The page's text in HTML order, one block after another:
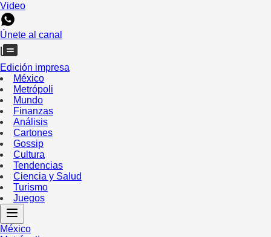
Video
Únete al canal
Edición impresa
México
Metrópoli
Mundo
Finanzas
Análisis
Cartones
Gossip
Cultura
Tendencias
Ciencia y Salud
Turismo
Juegos
México